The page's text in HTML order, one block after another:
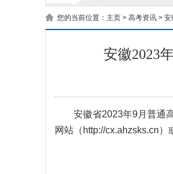
您的当前位置： 主页 > 高考资讯 > 安
安徽2023
安徽省2023年9月普通高
网站（http://cx.ahzsks.cn